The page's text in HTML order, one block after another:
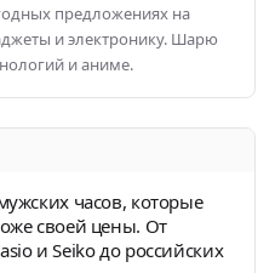
предложениях на
и электронику. Шарю
и аниме.
часов, которые
своей цены. От
и Seiko до российских